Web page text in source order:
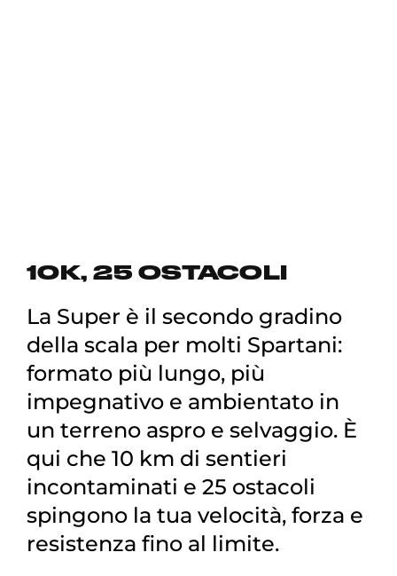
10K, 25 OSTACOLI
La Super è il secondo gradino
della scala per molti Spartani:
formato più lungo, più
impegnativo e ambientato in
un terreno aspro e selvaggio. È
qui che 10 km di sentieri
incontaminati e 25 ostacoli
spingono la tua velocità, forza e
resistenza fino al limite.